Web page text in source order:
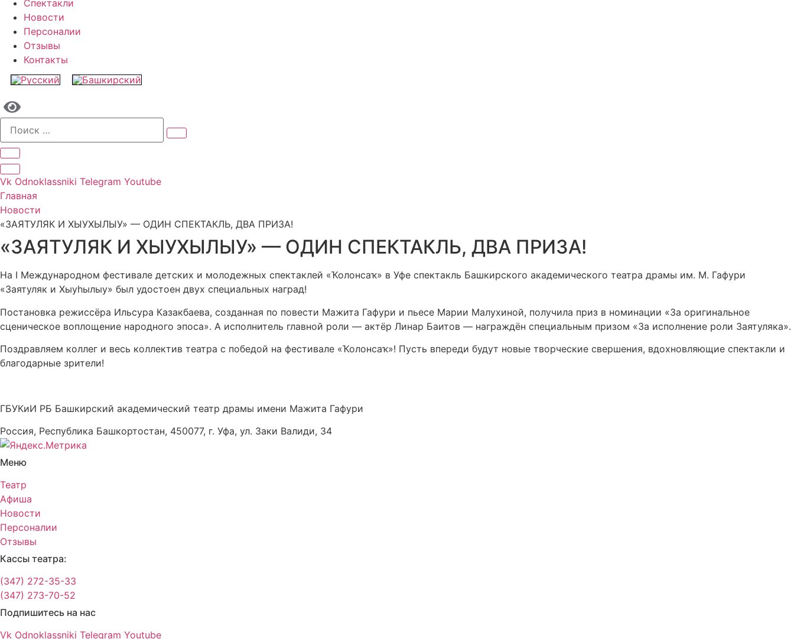
Спектакли
Новости
Персоналии
Отзывы
Контакты
Vk Odnoklassniki Telegram Youtube
Главная
Новости
«ЗAЯТУЛЯК И ХЫУХЫЛЫУ» — ОДИН СПЕКТАКЛЬ, ДВА ПРИЗА!
«ЗAЯТУЛЯК И ХЫУХЫЛЫУ» — ОДИН СПЕКТАКЛЬ, ДВА ПРИЗА!
На I Международном фестивале детских и молодежных спектаклей «Ҡолонсаҡ» в Уфе спектакль Башкирского академического театра драмы им. М. Гафури
«Заятуляк и Хыуһылыу» был удостоен двух специальных наград!
Постановка режиссёра Ильсура Казакбаева, созданная по повести Мажита Гафури и пьесе Марии Малухиной, получила приз в номинации «За оригинальное
сценическое воплощение народного эпоса». А исполнитель главной роли — актёр Линар Баитов — награждён специальным призом «За исполнение роли Заятуляка».
Поздравляем коллег и весь коллектив театра с победой на фестивале «Ҡолонсаҡ»! Пусть впереди будут новые творческие свершения, вдохновляющие спектакли и
благодарные зрители!
ГБУКиИ РБ Башкирский академический театр драмы имени Мажита Гафури
Россия, Республика Башкортостан, 450077, г. Уфа, ул. Заки Валиди, 34
Меню
Театр
Афиша
Новости
Персоналии
Отзывы
Кассы театра:
(347) 272-35-33
(347) 273-70-52
Подпишитесь на нас
Vk Odnoklassniki Telegram Youtube